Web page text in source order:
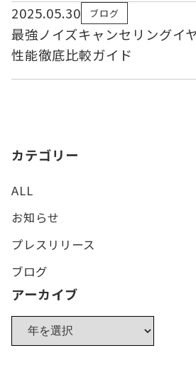
2025.05.30
ブログ
最強ノイズキャンセリングイ
性能徹底比較ガイド
カテゴリー
ALL
お知らせ
プレスリリース
ブログ
アーカイブ